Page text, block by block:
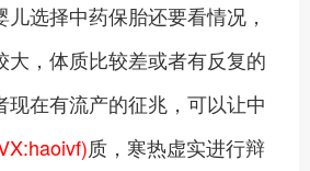
选择中药保胎还要看情况，
大，体质比较差或者有反复的
现在有流产的征兆，可以让中
质，寒热虚实进行辩